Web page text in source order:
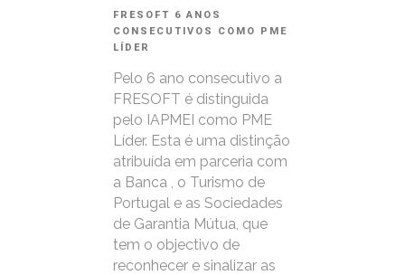
FRESOFT 6 ANOS
CONSECUTIVOS COMO PME
LÍDER
Pelo 6 ano consecutivo a
FRESOFT é distinguida
pelo IAPMEI como PME
Líder. Esta é uma distinção
atribuída em parceria com
a Banca , o Turismo de
Portugal e as Sociedades
de Garantia Mútua, que
tem o objectivo de
reconhecer e sinalizar as